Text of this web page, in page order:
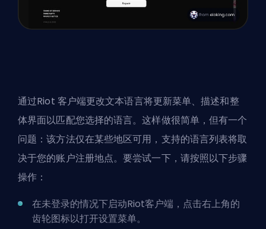
通过Riot 客户端更改文本语言将更新菜单、描述和整
体界面以匹配您选择的语言。这样做很简单，但有一个
问题：该方法仅在某些地区可用，支持的语言列表将取
决于您的账户注册地点。要尝试一下，请按照以下步骤
操作：
在未登录的情况下启动Riot客户端，点击右上角的
齿轮图标以打开设置菜单。